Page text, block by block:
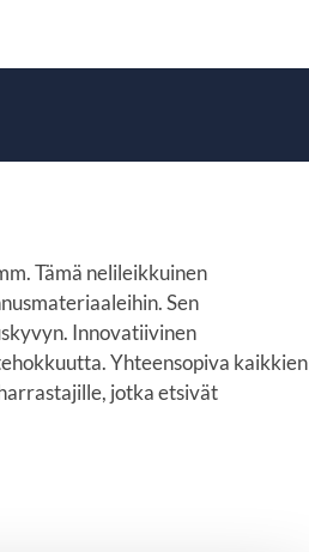
Tämä nelileikkuinen
Sen
Innovatiivinen
Yhteensopiva kaikkien
jotka etsivät